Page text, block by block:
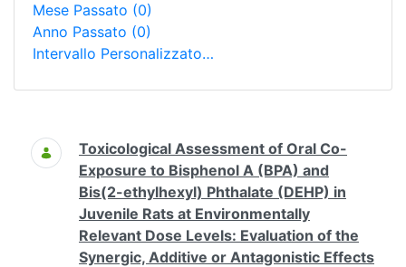
Mese Passato (0)
Anno Passato (0)
Intervallo Personalizzato…
Ricerca
Toxicological Assessment of Oral Co-
Exposure to Bisphenol A (BPA) and
Bis(2-ethylhexyl) Phthalate (DEHP) in
Juvenile Rats at Environmentally
Relevant Dose Levels: Evaluation of the
Synergic, Additive or Antagonistic Effects